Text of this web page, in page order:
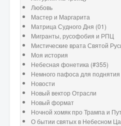
Любовь
Мастер и Маргарита
Матрица Судного Дня (01)
Мигранты, русофобия и РПЦ
Мистические врата Святой
Моя история
Небесная фонетика (#355)
Немного пафоса для
Новости
Новый вектор Отрасли
Новый формат
Ночной хомяк про Трампа и
О бытии святых в Небесном